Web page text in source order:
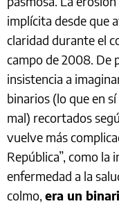
implícita desde que
claridad durante el
campo de 2008. De
insistencia a
binarios (lo que en
mal) recortados
vuelve más
República”, como la
enfermedad a la
colmo, era un